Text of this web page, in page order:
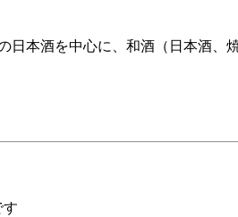
本酒を中心に、和酒（日本酒
す